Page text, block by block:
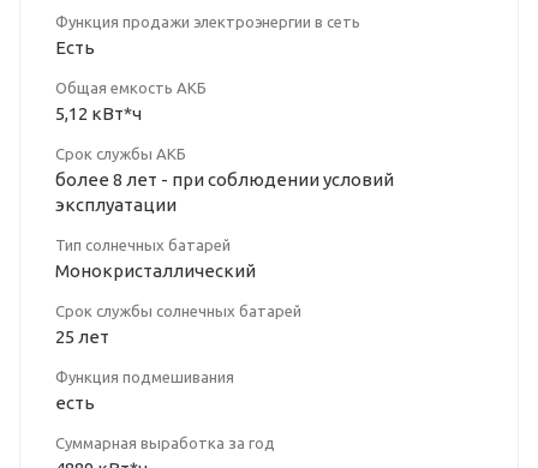
Функция продажи электроэнергии в сеть
Есть
Общая емкость АКБ
5,12 кВт*ч
Срок службы АКБ
более 8 лет - при соблюдении условий
эксплуатации
Тип солнечных батарей
Монокристаллический
Срок службы солнечных батарей
25 лет
Функция подмешивания
есть
Суммарная выработка за год